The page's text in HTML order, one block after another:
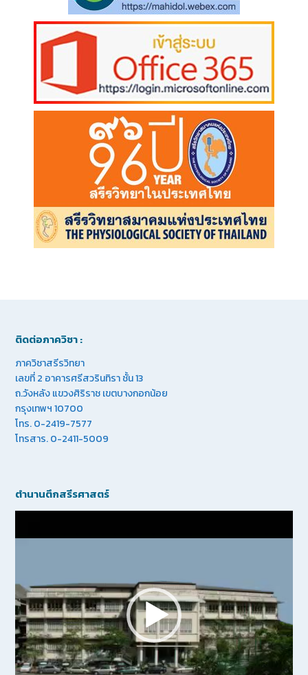
ติดต่อภาควิชา :
ภาควิชาสรีรวิทยา
เลขที่ 2 อาคารศรีสวรินทิรา ชั้น 13
ถ.วังหลัง แขวงศิริราช เขตบางกอกน้อย
กรุงเทพฯ 10700
โทร. 0-2419-7577
โทรสาร. 0-2411-5009
ตำนานตึกสรีรศาสตร์